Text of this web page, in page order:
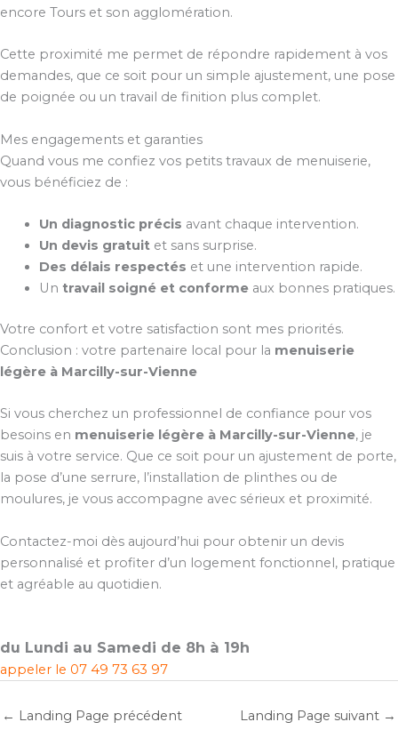
encore Tours et son agglomération.
Cette proximité me permet de répondre rapidement à vos
demandes, que ce soit pour un simple ajustement, une pose
de poignée ou un travail de finition plus complet.
Mes engagements et garanties
Quand vous me confiez vos petits travaux de menuiserie,
vous bénéficiez de :
Un diagnostic précis avant chaque intervention.
Un devis gratuitet sans surprise.
Des délais respectés et une intervention rapide.
Un travail soigné et conformeaux bonnes pratiques.
Votre confort et votre satisfaction sont mes priorités.
Conclusion : votre partenaire local pour la menuiserie
légère à Marcilly-sur-Vienne
Si vous cherchez un professionnel de confiance pour vos
besoins en menuiserie légère à Marcilly-sur-Vienne, je
suis à votre service. Que ce soit pour un ajustement de porte,
la pose d’une serrure, l’installation de plinthes ou de
moulures, je vous accompagne avec sérieux et proximité.
Contactez-moi dès aujourd’hui pour obtenir un devis
personnalisé et profiter d’un logement fonctionnel, pratique
et agréable au quotidien.
du Lundi au Samedi de 8h à 19h
appeler le 07 49 73 63 97
← Landing Page précédent Landing Page suivant →